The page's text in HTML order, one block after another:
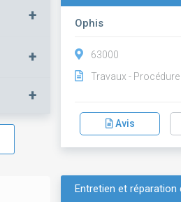
+
+
+
Ophis
63000
Travaux -
Avis
Entretien et